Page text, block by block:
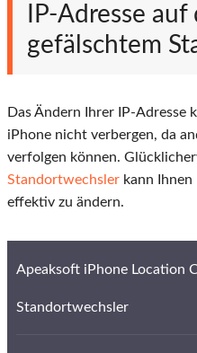
IP-Adresse
gefälschtem
Das Ändern Ihrer IP-Adresse
iPhone nicht verbergen, da
verfolgen können.
Standortwechsler kann
effektiv zu ändern.
Apeaksoft iPhone Location
Standortwechsler